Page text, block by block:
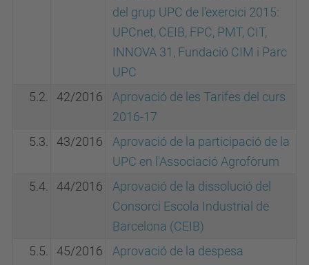
del grup UPC de l'exercici 2015:
UPCnet, CEIB, FPC, PMT, CIT,
INNOVA 31, Fundació CIM i Parc
UPC
5.2.
42/2016
Aprovació de les Tarifes del curs
2016-17
5.3.
43/2016
Aprovació de la participació de la
UPC en l'Associació Agrofòrum
5.4.
44/2016
Aprovació de la dissolució del
Consorci Escola Industrial de
Barcelona (CEIB)
5.5.
45/2016
Aprovació de la despesa